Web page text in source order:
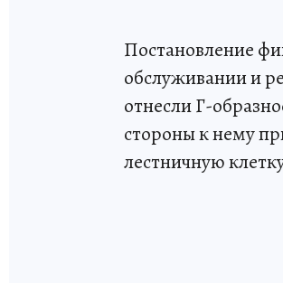
Постановление
обслуживании и
отнесли Г-
стороны к нему
лестничную